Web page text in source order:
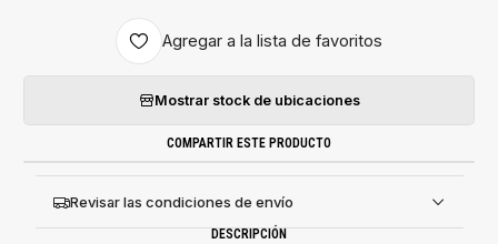
Agregar a la lista de favoritos
Mostrar stock de ubicaciones
COMPARTIR ESTE PRODUCTO
Revisar las condiciones de envío
DESCRIPCIÓN